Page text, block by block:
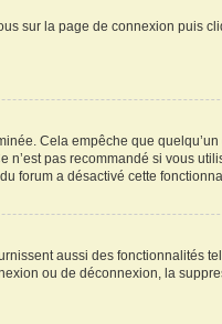
sur la page de connexion puis
Cela empêche que quelqu’un
n’est pas recommandé si vous
forum a désactivé cette
aussi des fonctionnalités
ou de déconnexion, la